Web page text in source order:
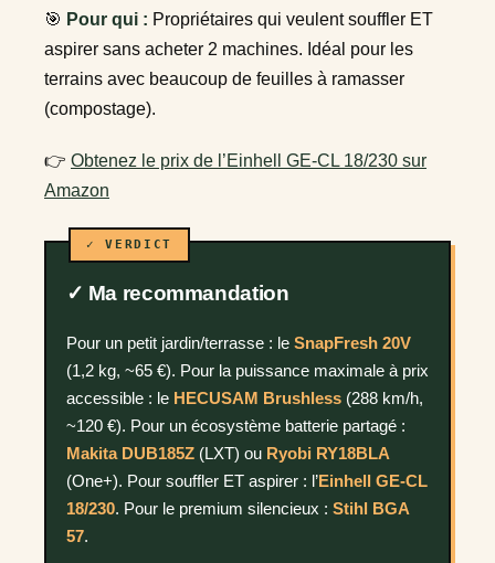
🎯 Pour qui : Propriétaires qui veulent souffler ET
aspirer sans acheter 2 machines. Idéal pour les
terrains avec beaucoup de feuilles à ramasser
(compostage).
👉 Obtenez le prix de l’Einhell GE-CL 18/230 sur
Amazon
✓ Ma recommandation
Pour un petit jardin/terrasse : le SnapFresh 20V
(1,2 kg, ~65 €). Pour la puissance maximale à prix
accessible : le HECUSAM Brushless (288 km/h,
~120 €). Pour un écosystème batterie partagé :
Makita DUB185Z (LXT) ou Ryobi RY18BLA
(One+). Pour souffler ET aspirer : l’Einhell GE-CL
18/230. Pour le premium silencieux : Stihl BGA
57.